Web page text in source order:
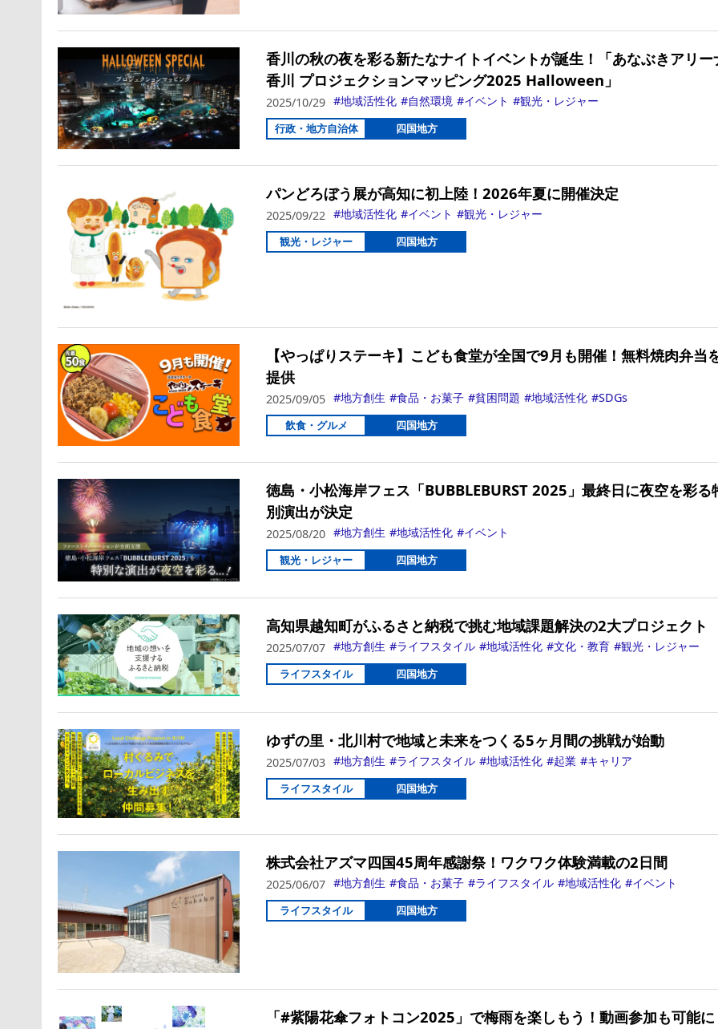
香川の秋の夜を彩る新たなナイトイベントが誕生！「あなぶきアリー
香川 プロジェクションマッピング2025 Halloween」
2025/10/29 地域活性化 自然環境 イベント 観光・レジャー
行政・地方自治体 四国地方
パンどろぼう展が高知に初上陸！2026年夏に開催決定
2025/09/22 地域活性化 イベント 観光・レジャー
観光・レジャー 四国地方
【やっぱりステーキ】こども食堂が全国で9月も開催！無料焼肉弁当
提供
2025/09/05 地方創生 食品・お菓子 貧困問題 地域活性化 SDGs
飲食・グルメ 四国地方
徳島・小松海岸フェス「BUBBLEBURST 2025」最終日に夜空を彩る
別演出が決定
2025/08/20 地方創生 地域活性化 イベント
観光・レジャー 四国地方
高知県越知町がふるさと納税で挑む地域課題解決の2大プロジェクト
2025/07/07 地方創生 ライフスタイル 地域活性化 文化・教育 観光・レジャー
ライフスタイル 四国地方
ゆずの里・北川村で地域と未来をつくる5ヶ月間の挑戦が始動
2025/07/03 地方創生 ライフスタイル 地域活性化 起業 キャリア
ライフスタイル 四国地方
株式会社アズマ四国45周年感謝祭！ワクワク体験満載の2日間
2025/06/07 地方創生 食品・お菓子 ライフスタイル 地域活性化 イベント
ライフスタイル 四国地方
「#紫陽花傘フォトコン2025」で梅雨を楽しもう！動画参加も可能に